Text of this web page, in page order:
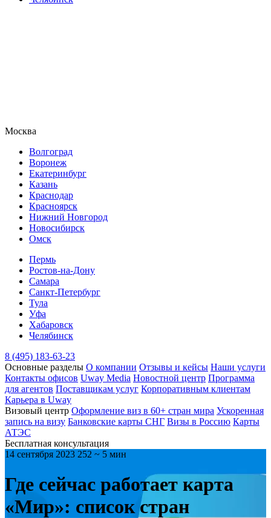
Москва
Волгоград
Воронеж
Екатеринбург
Казань
Краснодар
Красноярск
Нижний Новгород
Новосибирск
Омск
Пермь
Ростов-на-Дону
Самара
Санкт-Петербург
Тула
Уфа
Хабаровск
Челябинск
8 (495) 183-63-23
Основные разделы О компании Отзывы и кейсы Наши услуги
Контакты офисов Uway Media Новостной центр Программа
для агентов Поставщикам услуг Корпоративным клиентам
Карьера в Uway
Визовый центр Оформление виз в 60+ стран мира Ускоренная
запись на визу Банковские карты СНГ Визы в Россию Карты
АТЭС
Бесплатная консультация
14 сентября 2023 252 ~ 5 мин
Где сейчас работает карта
«Мир»: список стран